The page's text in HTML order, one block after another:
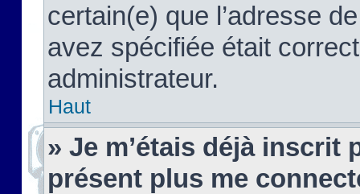
certain(e) que l’adresse
avez spécifiée était
administrateur.
Haut
» Je m’étais déjà inscrit
présent plus me